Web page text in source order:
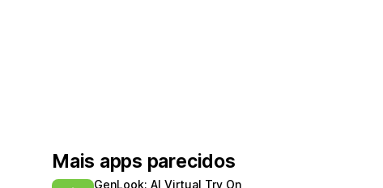
Mais apps parecidos
GenLook: AI Virtual Try On